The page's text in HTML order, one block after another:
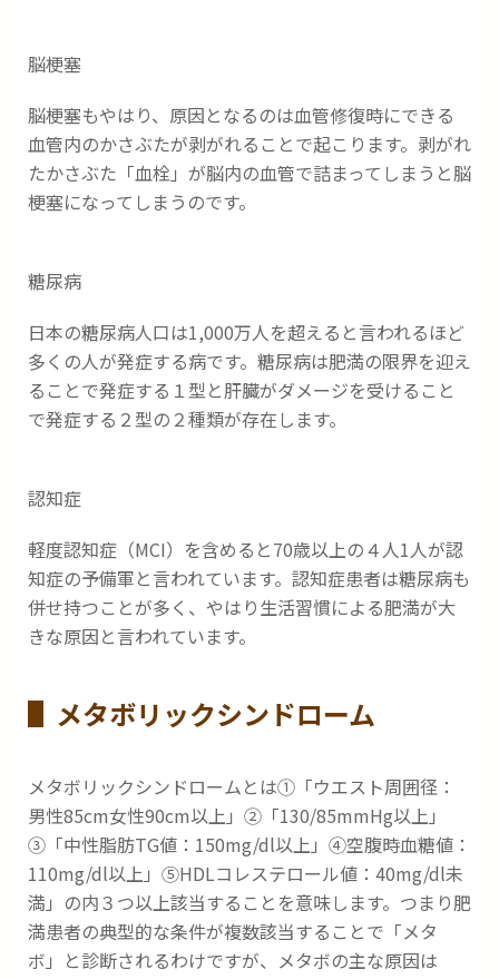
脳梗塞
脳梗塞もやはり、原因となるのは血管修復時にできる
血管内のかさぶたが剥がれることで起こります。剥がれ
たかさぶた「血栓」が脳内の血管で詰まってしまうと脳
梗塞になってしまうのです。
糖尿病
日本の糖尿病人口は1,000万人を超えると言われるほど
多くの人が発症する病です。糖尿病は肥満の限界を迎え
ることで発症する１型と肝臓がダメージを受けること
で発症する２型の２種類が存在します。
認知症
軽度認知症（MCI）を含めると70歳以上の４人1人が認
知症の予備軍と言われています。認知症患者は糖尿病も
併せ持つことが多く、やはり生活習慣による肥満が大
きな原因と言われています。
メタボリックシンドローム
メタボリックシンドロームとは①「ウエスト周囲径：
男性85cm女性90cm以上」②「130/85mmHg以上」
③「中性脂肪TG値：150mg/dl以上」④空腹時血糖値：
110mg/dl以上」⑤HDLコレステロール値：40mg/dl未
満」の内３つ以上該当することを意味します。つまり肥
満患者の典型的な条件が複数該当することで「メタ
ボ」と診断されるわけですが、メタボの主な原因は